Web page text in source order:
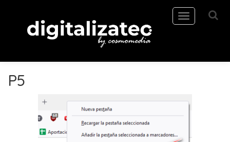
Toggle
navigation
P5